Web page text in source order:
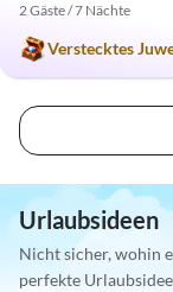
2 Gäste / 7 Nächte
Verstecktes
Urlaubsideen
Nicht sicher, wohin
perfekte